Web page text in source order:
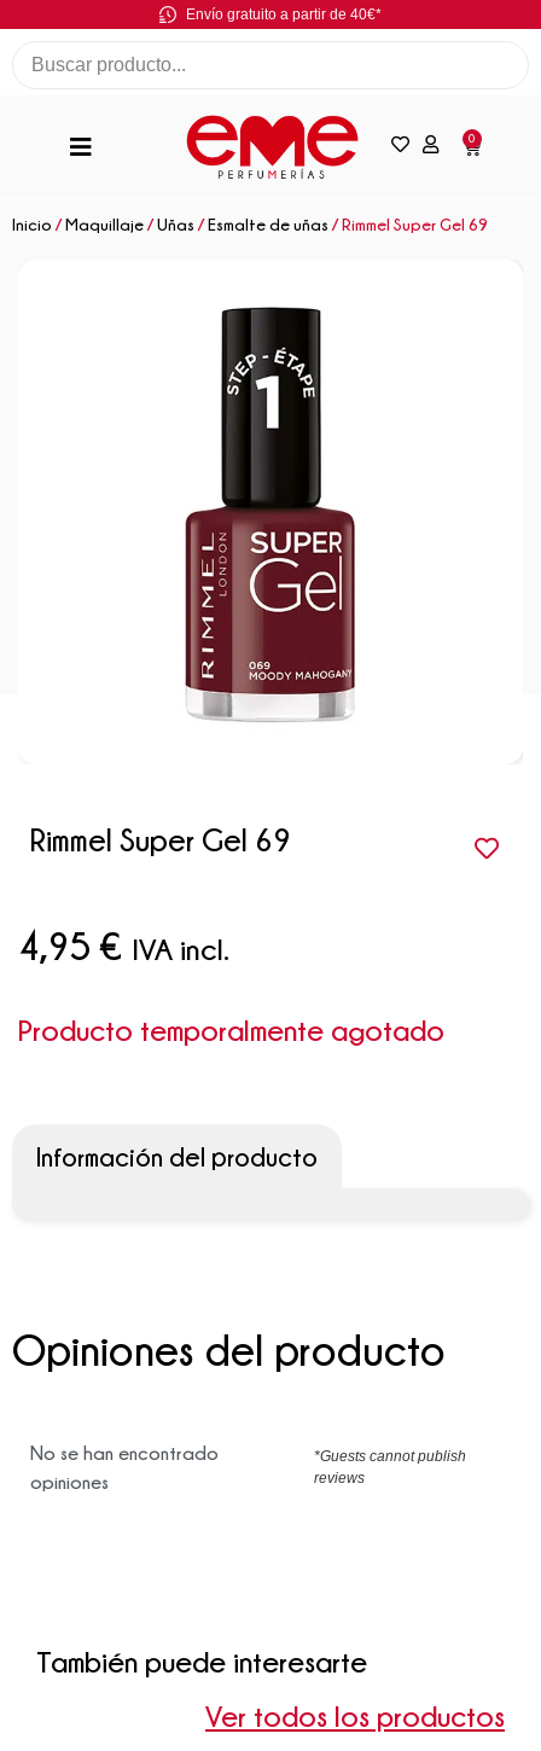
Envío gratuito a partir de 40€*
0
Inicio /Maquillaje /Uñas /Esmalte de uñas / Rimmel Super Gel 69
Rimmel Super Gel 69
4,95€ IVA incl.
Producto temporalmente agotado
Información del producto
Opiniones del producto
No se han encontrado
opiniones
*Guests cannot publish
reviews
También puede interesarte
Ver todos los productos